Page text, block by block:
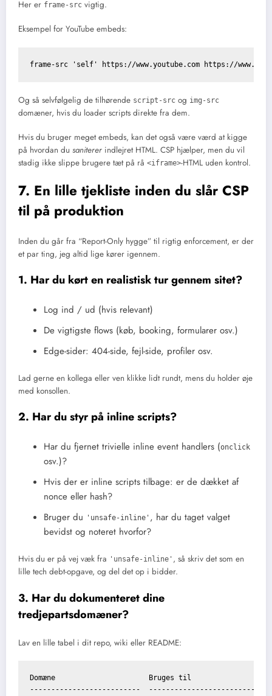
Her er frame-src vigtig.
Eksempel for YouTube embeds:
Og så selvfølgelig de tilhørende script-src og img-src
domæner, hvis du loader scripts direkte fra dem.
Hvis du bruger meget embeds, kan det også være værd at kigge
på hvordan du saniterer indlejret HTML. CSP hjælper, men du vil
stadig ikke slippe brugere tæt på rå <iframe>-HTML uden kontrol.
7. En lille tjekliste inden du slår CSP
til på produktion
Inden du går fra “Report-Only hygge” til rigtig enforcement, er der
et par ting, jeg altid lige kører igennem.
1. Har du kørt en realistisk tur gennem sitet?
Log ind / ud (hvis relevant)
De vigtigste flows (køb, booking, formularer osv.)
Edge-sider: 404-side, fejl-side, profiler osv.
Lad gerne en kollega eller ven klikke lidt rundt, mens du holder øje
med konsollen.
2. Har du styr på inline scripts?
Har du fjernet trivielle inline event handlers (onclick
osv.)?
Hvis der er inline scripts tilbage: er de dækket af
nonce eller hash?
Bruger du
'unsafe-inline' , har du taget valget
bevidst og noteret hvorfor?
Hvis du er på vej væk fra 'unsafe-inline' , så skriv det som en
lille tech debt-opgave, og del det op i bidder.
3. Har du dokumenteret dine
tredjepartsdomæner?
Lav en lille tabel i dit repo, wiki eller README:
Domæne                      Bruges til
--------------------------  --------------------------